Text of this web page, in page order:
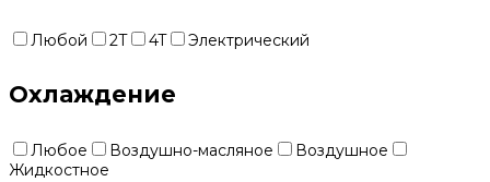
Любой 2T 4T Электрический
Охлаждение
Любое Воздушно-масляное
Воздушное
Жидкостное